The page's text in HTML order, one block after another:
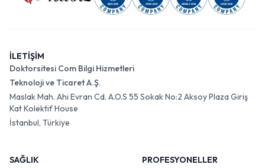
İLETİŞİM
Doktorsitesi Com Bilgi Hizmetleri
Teknoloji ve Ticaret A.Ş.
Maslak Mah. Ahi Evran Cd. A.O.S 55 Sokak No:2 Aksoy Plaza Giriş
Kat Kolektif House
İstanbul, Türkiye
SAĞLIK
PROFESYONELLER